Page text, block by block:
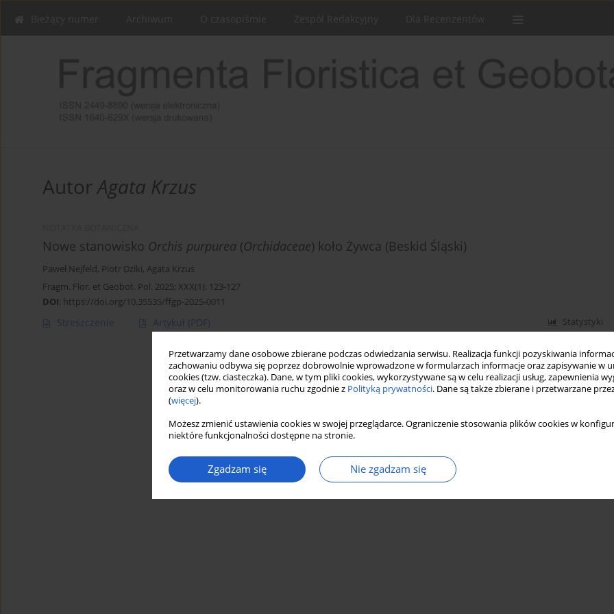
Przetwarzamy dane osobowe zbierane podczas odwiedzania serwisu. Realizacja funkcji pozyskiwania
zachowaniu odbywa się poprzez dobrowolnie wprowadzone w formularzach informacje oraz zapisywanie w
cookies (tzw. ciasteczka). Dane, w tym pliki cookies, wykorzystywane są w celu realizacji usług, zapewnienia
oraz w celu monitorowania ruchu zgodnie z Polityką prywatności. Dane są także zbierane i przetwarzane
(więcej).
Możesz zmienić ustawienia cookies w swojej przeglądarce. Ograniczenie stosowania plików cookies w
niektóre funkcjonalności dostępne na stronie.
Zgadzam się Nie zgadzam się
AutorAgata Krzus
Nowe stanowisko Orchis purpurea (Orchidaceae) koło Żywca (Beskid Śląski)
Paweł Nejfeld, Piotr Dziki, Agata Krzus
Fragm. Flor. et Geobot. Pol. 2025; XXX(1): 123-127
DOI: https://doi.org/10.35535/ffgp-2025-0011
Streszczenie Artykuł (PDF) Statystyki